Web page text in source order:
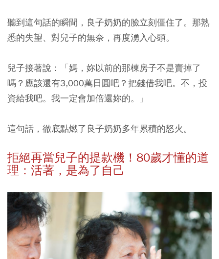
聽到這句話的瞬間，良子奶奶的臉立刻僵住了。那熟
悉的失望、對兒子的無奈，再度湧入心頭。
兒子接著說：「媽，妳以前的那棟房子不是賣掉了
嗎？應該還有3,000萬日圓吧？把錢借我吧。不，投
資給我吧。我一定會加倍還妳的。」
這句話，徹底點燃了良子奶奶多年累積的怒火。
拒絕再當兒子的提款機！80歲才懂的道
理：活著，是為了自己